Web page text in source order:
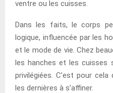
ventre ou les cuisses.
Dans les faits, le corps
logique, influencée par les
et le mode de vie. Chez
les hanches et les cuisses
privilégiées. C’est pour
les dernières à s’affiner.